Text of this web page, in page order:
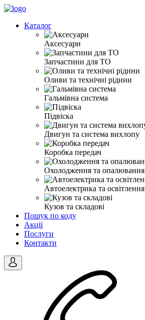
Каталог
Аксесуари
Запчастини для ТО
Оливи та технічні рідини
Гальмівна система
Підвіска
Двигун та система вихлопу
Коробка передач
Охолодження та опалювання
Автоелектрика та освітлення
Кузов та складові
Пошук по коду
Акції
Послуги
Контакти